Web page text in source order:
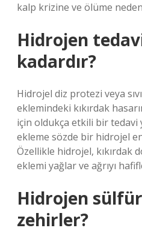
kalp krizine ve ölüme
Hidrojen
kadardır?
Hidrojel diz protezi veya
eklemindeki kıkırdak
için oldukça etkili bir
ekleme sözde bir hidrojel
Özellikle hidrojel, kıkırdak
eklemi yağlar ve ağrıyı
Hidrojen sülfür
zehirler?